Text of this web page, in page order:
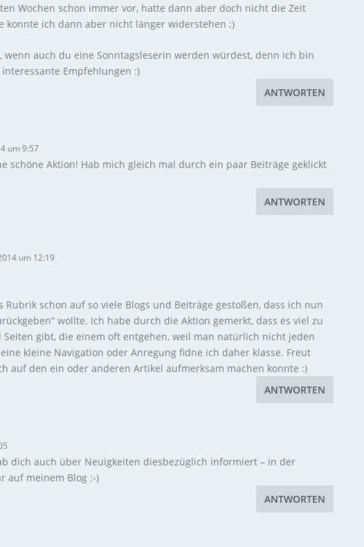
Wochen schon immer vor, hatte dann aber doch nicht die Zeit
konnte ich dann aber nicht länger widerstehen ;)
wenn auch du eine Sonntagsleserin werden würdest, denn ich bin
Empfehlungen :)
ANTWORTEN
um 9:57
schöne Aktion! Hab mich gleich mal durch ein paar Beiträge geklickt
ANTWORTEN
um 12:19
schon auf so viele Blogs und Beiträge gestoßen, dass ich nun
wollte. Ich habe durch die Aktion gemerkt, dass es viel zu
Seiten gibt, die einem oft entgehen, weil man natürlich nicht jeden
kleine Navigation oder Anregung fidne ich daher klasse. Freut
auf den ein oder anderen Artikel aufmerksam machen konnte :)
ANTWORTEN
dich auch über Neuigkeiten diesbezüglich informiert – in der
auf meinem Blog :-)
ANTWORTEN